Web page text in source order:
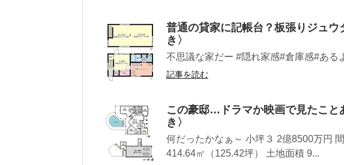
普通の貸家に記帳台？板張りジュ
き〉
不思議な家だー #隠れ家感#倉庫感#ある
記事を読む
この豪邸…ドラマか映画で見たこと
き〉
何だったかなぁ～ 小坪３ 2億8500万円
414.64㎡（125.42坪） 土地面積 9...